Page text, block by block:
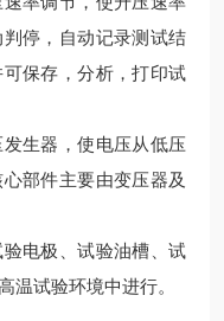
停，自动记录测试结
保存，分析，打印试
生器，使电压从低压
部件主要由变压器及
电极、试验油槽、试
温试验环境中进行。